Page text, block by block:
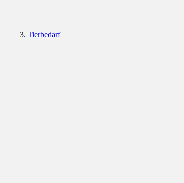
Tierbedarf